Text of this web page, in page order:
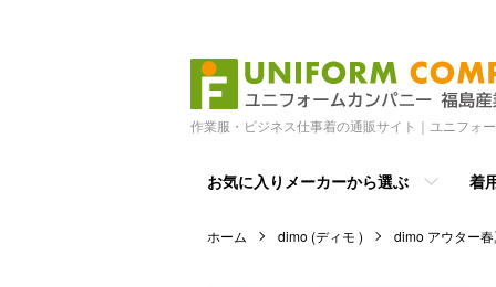
作業服・ビジネス仕事着の通販サイト｜ユニフォ
お気に入りメーカーから選ぶ 着
ホーム dimo (ディモ ) dimo アウター